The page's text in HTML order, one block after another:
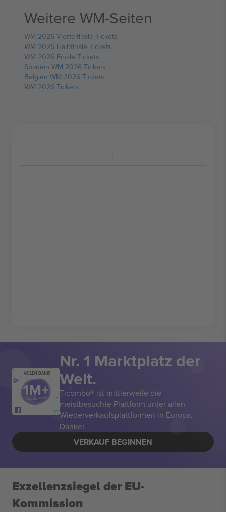
Weitere WM-Seiten
WM 2026 Viertelfinale Tickets
WM 2026 Halbfinale Tickets
WM 2026 Finale Tickets
Spanien WM 2026 Tickets
Belgien WM 2026 Tickets
WM 2026 Tickets
VIELEN DANK!
Nr. 1 Marktplatz der
Welt.
Ticombo® ist mittlerweile die
meistbesuchte Plattform unter allen
Wiederverkaufsplattformen in Europa.
Danke!
VERKAUF BEGINNEN
Exzellenzsiegel der EU-
Kommission